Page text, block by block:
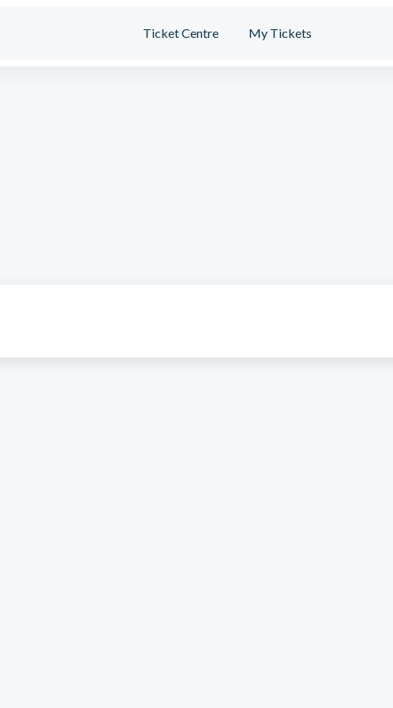
Ticket Centre My Tickets